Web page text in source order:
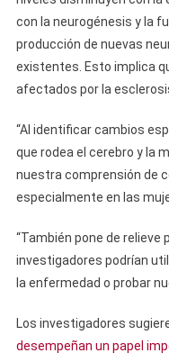
con la neurogénesis y la
producción de nuevas
existentes. Esto implica
afectados por la
“Al identificar cambios
que rodea el cerebro y la
nuestra comprensión de
especialmente en las
“También pone de relieve
investigadores podrían
la enfermedad o probar
Los investigadores
desempeñan un papel